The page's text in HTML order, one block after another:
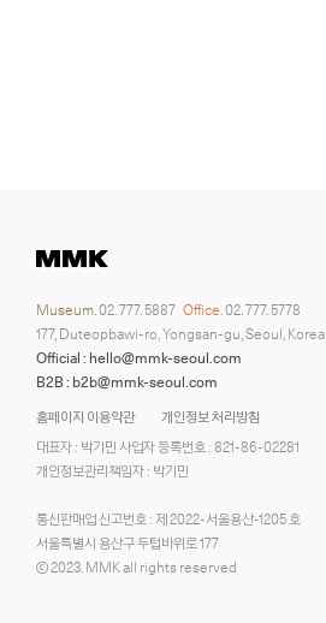
홈페이지 이용약관
개인정보 처리방침
대표자 : 박기민 사업자 등록번호 : 821-86-02281
개인정보관리책임자 : 박기민
통신판매업 신고번호 : 제 2022-서울용산-1205 호
서울특별시 용산구 두텁바위로 177
ⓒ 2023. MMK all rights reserved
Museum.02. 777. 5887 Office.02. 777. 5778
177, Duteopbawi-ro, Yongsan-gu, Seoul, Korea
Official : hello@mmk-seoul.com
B2B : b2b@mmk-seoul.com